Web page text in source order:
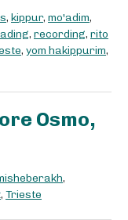
, kippur, mo'adim,
, recording, rito
, yom hakippurim,
Osmo,
,
, Trieste